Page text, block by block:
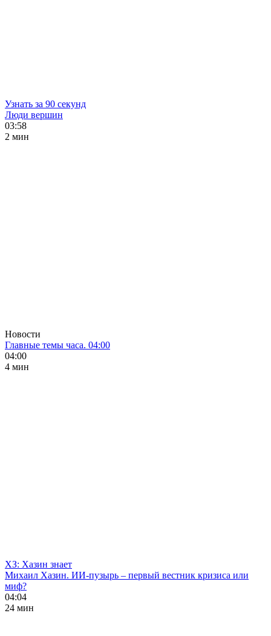
Узнать за 90 секунд
Люди вершин
03:58
2 мин
Новости
Главные темы часа. 04:00
04:00
4 мин
ХЗ: Хазин знает
Михаил Хазин. ИИ-пузырь – первый вестник кризиса или
миф?
04:04
24 мин